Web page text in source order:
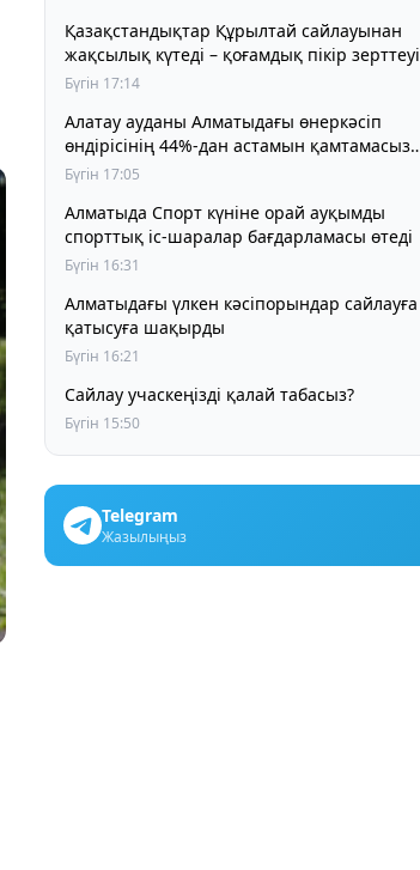
Қазақстандықтар Құрылтай сайлауынан
жақсылық күтеді – қоғамдық пікір зерттеуі
Бүгін 17:14
Алатау ауданы Алматыдағы өнеркәсіп
өндірісінің 44%-дан астамын қамтамасыз
етіп отыр
Бүгін 17:05
Алматыда Спорт күніне орай ауқымды
спорттық іс-шаралар бағдарламасы өтеді
Бүгін 16:31
Алматыдағы үлкен кәсіпорындар сайлауға
қатысуға шақырды
Бүгін 16:21
Сайлау учаскеңізді қалай табасыз?
Бүгін 15:50
Telegram
Жазылыңыз